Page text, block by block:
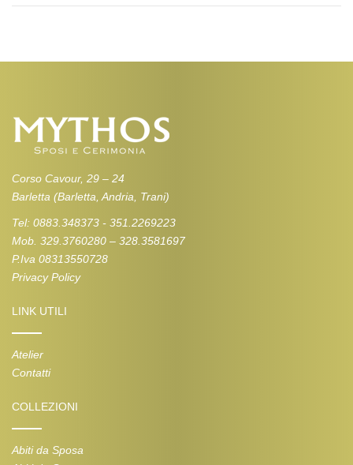
Corso Cavour, 29 – 24
Barletta (Barletta, Andria, Trani)
Tel: 0883.348373 - 351.2269223
Mob. 329.3760280 – 328.3581697
P.Iva 08313550728
Privacy Policy
LINK UTILI
Atelier
Contatti
COLLEZIONI
Abiti da Sposa